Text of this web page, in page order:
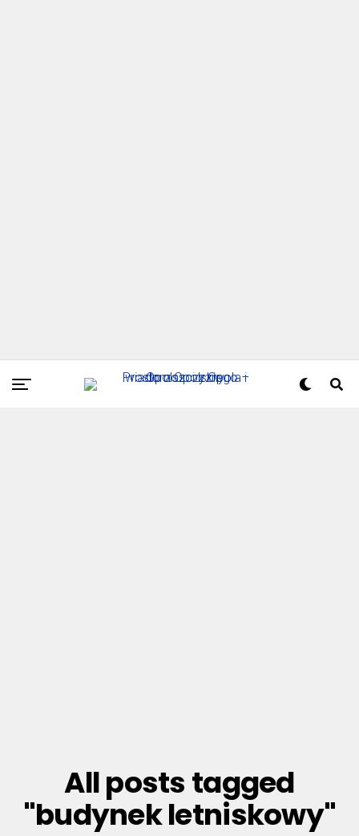
All posts tagged
"budynek letniskowy"